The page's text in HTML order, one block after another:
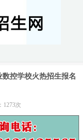
控学校火热招生报名
1273次